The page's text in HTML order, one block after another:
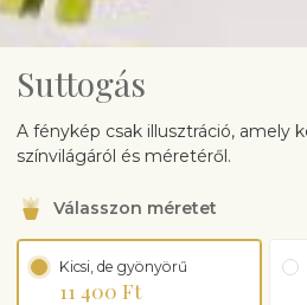
Suttogás
A fénykép csak illusztráció, amely
színvilágáról és méretéről.
Válasszon méretet
Kicsi, de gyönyörű
11 400 Ft